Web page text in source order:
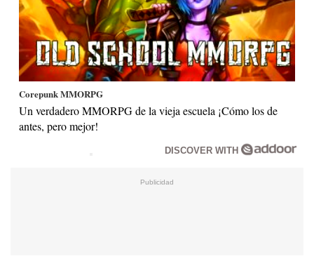
Corepunk MMORPG
Un verdadero MMORPG de la vieja escuela ¡Cómo los de
antes, pero mejor!
DISCOVER WITH